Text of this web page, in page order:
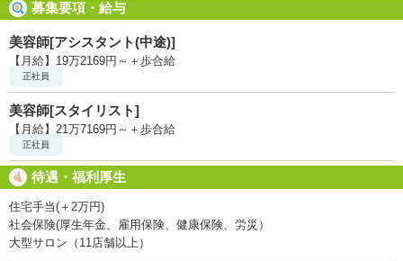
募集要項・給与
美容師[アシスタント(中途)]
【月給】19万2169円～＋歩合給
正社員
美容師[スタイリスト]
【月給】21万7169円～＋歩合給
正社員
待遇・福利厚生
住宅手当(＋2万円)
社会保険(厚生年金、雇用保険、健康保険、労災）
大型サロン（11店舗以上）